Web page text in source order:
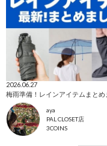
2026.06.27
aya
PAL CLOSET店
3COINS